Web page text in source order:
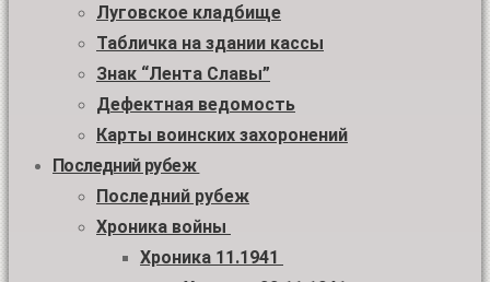
Луговское кладбище
Табличка на здании кассы
Знак “Лента Славы”
Дефектная ведомость
Карты воинских захоронений
Последний рубеж
Последний рубеж
Хроника войны
Хроника 11.1941